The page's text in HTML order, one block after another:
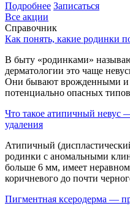
Подробнее Записаться
Все акции
Справочник
Как понять, какие родинки
В быту «родинками»
дерматологии это чаще
Они бывают врожденными и
потенциально опасных
Что такое атипичный невус
удаления
Атипичный
родинки с аномальными
больше 6 мм, имеет
коричневого до почти
Пигментная ксеродерма —